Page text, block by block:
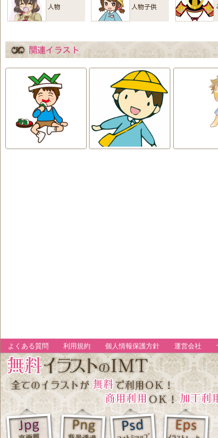
よくある質問 利用規約 個人情報保護方針 運営会社